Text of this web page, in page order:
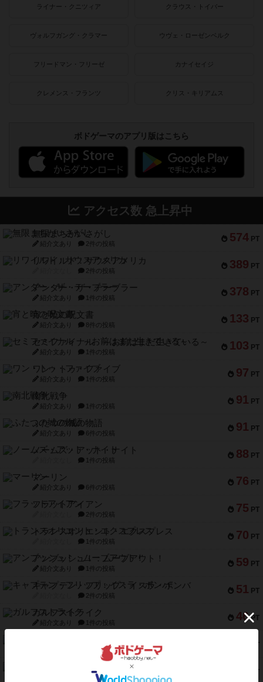
ライナー・クニツィア クラウス・トイバー
ヴォルフガング・クラマー ウヴェ・ローゼンベルク
フリードマン・フリーゼ カナイセイジ
クレメンス・フランツ クリス・キリアムス
ボドゲーマのアプリ版はこちら
アクセス数 急上昇中
574 PT
無限まちがいさがし
紹介文あり 2件の投稿
389 PT
リワイルド：サウスアメリカ
2件の投稿
378 PT
アンダー・ザ・テーブラー
紹介文あり 1件の投稿
133 PT
宵と暁の呪文書
紹介文あり 8件の投稿
103 PT
セミファイナル ～お前はまだ生きている～
紹介文あり 1件の投稿
97 PT
ワン・トゥ・ファイブ
紹介文あり 1件の投稿
91 PT
南北戦争
紹介文あり 1件の投稿
91 PT
ふたつの城の物語
紹介文あり 6件の投稿
88 PT
ノームズ・アット・ナイト
1件の投稿
76 PT
マーリン
紹介文あり 6件の投稿
75 PT
フラットアイアン
2件の投稿
70 PT
トランスオリエント・エクスプレス
1件の投稿
59 PT
アンブッシュ！：ムーブアウト！
紹介文あり 1件の投稿
51 PT
キャプテン・フリップ：イスラ・ボンバ
2件の投稿
46 PT
ガルフストライク
紹介文あり 1件の投稿
PT
8件の投稿
PT
12件の投稿